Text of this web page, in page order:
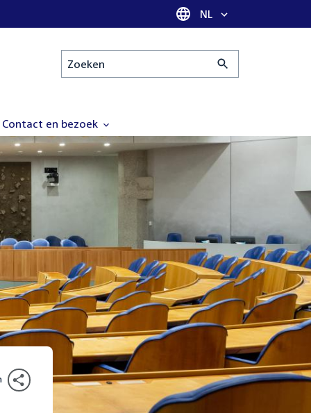
Taal selectie
NL
Zoeken
Contact en bezoek